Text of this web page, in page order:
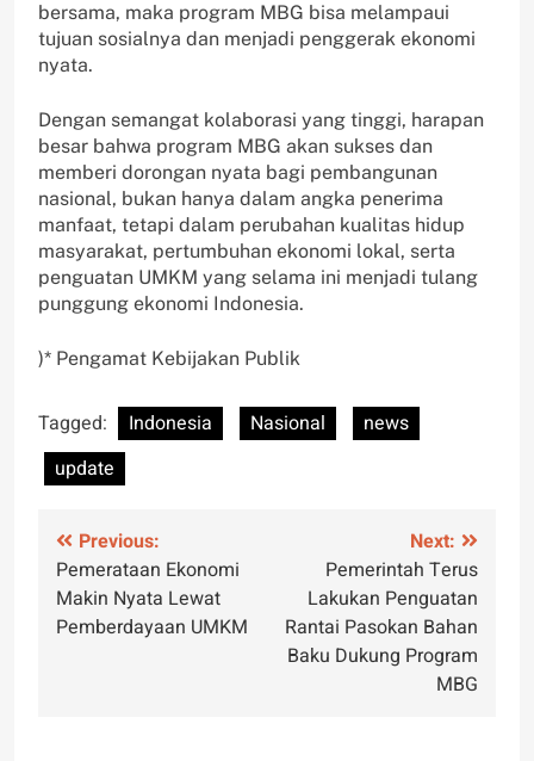
bersama, maka program MBG bisa melampaui
tujuan sosialnya dan menjadi penggerak ekonomi
nyata.
Dengan semangat kolaborasi yang tinggi, harapan
besar bahwa program MBG akan sukses dan
memberi dorongan nyata bagi pembangunan
nasional, bukan hanya dalam angka penerima
manfaat, tetapi dalam perubahan kualitas hidup
masyarakat, pertumbuhan ekonomi lokal, serta
penguatan UMKM yang selama ini menjadi tulang
punggung ekonomi Indonesia.
)* Pengamat Kebijakan Publik
Tagged: Indonesia Nasional
news
update
Post
navigation
Previous:
Pemerataan Ekonomi
Makin Nyata Lewat
Pemberdayaan UMKM
Next:
Pemerintah Terus
Lakukan Penguatan
Rantai Pasokan Bahan
Baku Dukung Program
MBG